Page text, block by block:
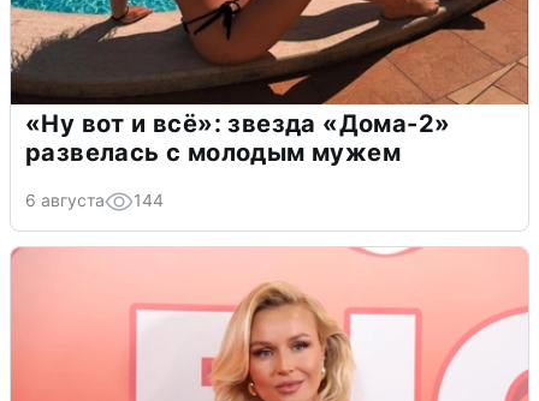
«Ну вот и всё»: звезда «Дома-2»
развелась с молодым мужем
6 августа 144